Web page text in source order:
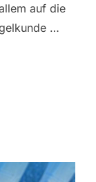
auf die
…
STARTUP